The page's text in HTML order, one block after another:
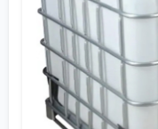
промышленной
вдвое. Долго
оборотной воде
алюминия,
поверхность
агента. Пришлось